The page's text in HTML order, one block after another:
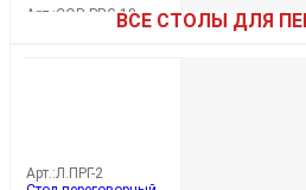
ВСЕ СТОЛЫ ДЛЯ
Арт.:COR.PRG-18
Стол переговорный
Арт.:Л.ПРГ-2